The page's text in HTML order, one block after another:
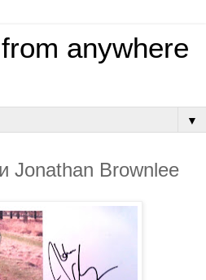
anywhere
▼
Jonathan Brownlee